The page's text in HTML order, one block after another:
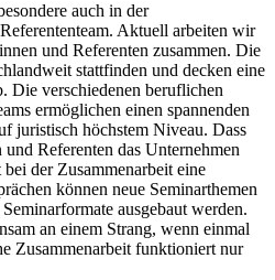
auch in der
Aktuell arbeiten wir
und Referenten zusammen. Die
stattfinden und decken eine
Die verschiedenen beruflichen
ermöglichen einen spannenden
juristisch höchstem Niveau. Dass
Referenten das Unternehmen
der Zusammenarbeit eine
können neue Seminarthemen
ausgebaut werden.
an einem Strang, wenn einmal
Zusammenarbeit funktioniert nur